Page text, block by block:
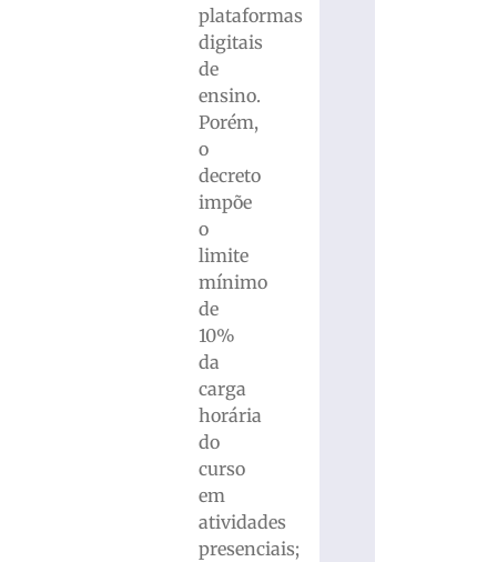
plataformas
digitais
de
ensino.
Porém,
o
decreto
impõe
o
limite
mínimo
de
10%
da
carga
horária
do
curso
em
atividades
presenciais;